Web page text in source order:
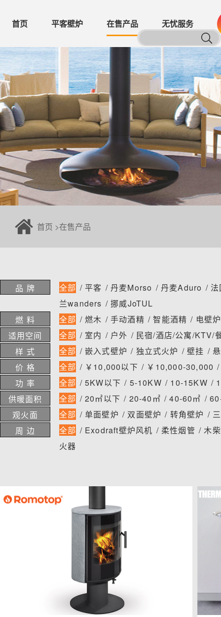
首页 平客壁炉 在售产品 无忧服务
首页 >在售产品
品 牌 全部 /平客 /丹麦Morso /丹麦Aduro /
兰wanders /挪威JoTUL
燃 料
全部 /燃木 /手动酒精 /智能酒精 / 电壁炉
适用空间
全部 / 室内 / 户外 / 民宿/酒店/公寓/KTV/
样 式
全部 /嵌入式壁炉 / 独立式火炉 /壁挂 /
价 格
全部 / ￥10,000以下 / ￥10,000-30,000
功 率
全部 /5KW以下 / 5-10KW / 10-15KW /
供暖面积
全部 /20㎡以下 / 20-40㎡ /40-60㎡ /
观火面
全部 /单面壁炉 / 双面壁炉 / 转角壁炉 /
周 边
全部 / Exodraft壁炉风机 / 柔性烟管 /木柴
火器